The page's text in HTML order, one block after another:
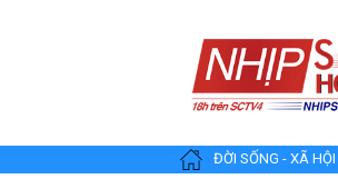
ĐỜI SỐNG - XÃ HỘI